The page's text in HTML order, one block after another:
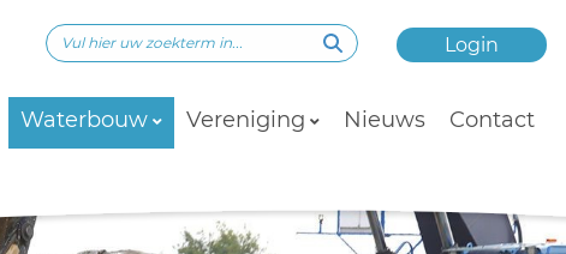
Login
Waterbouw Vereniging Nieuws Contact